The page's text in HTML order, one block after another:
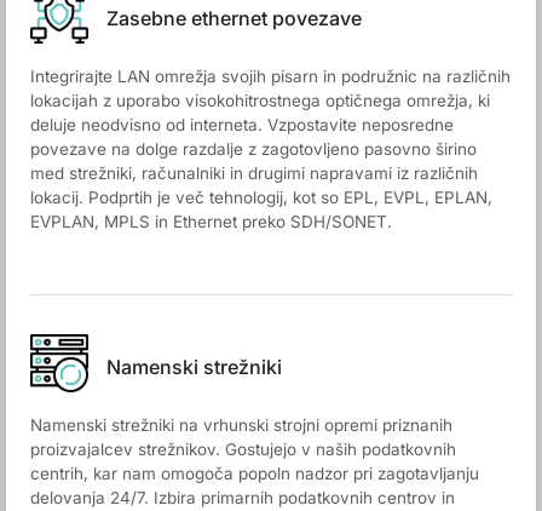
Zasebne ethernet povezave
Integrirajte LAN omrežja svojih pisarn in podružnic na različnih
lokacijah z uporabo visokohitrostnega optičnega omrežja, ki
deluje neodvisno od interneta. Vzpostavite neposredne
povezave na dolge razdalje z zagotovljeno pasovno širino
med strežniki, računalniki in drugimi napravami iz različnih
lokacij. Podprtih je več tehnologij, kot so EPL, EVPL, EPLAN,
EVPLAN, MPLS in Ethernet preko SDH/SONET.
Namenski strežniki
Namenski strežniki na vrhunski strojni opremi priznanih
proizvajalcev strežnikov. Gostujejo v naših podatkovnih
centrih, kar nam omogoča popoln nadzor pri zagotavljanju
delovanja 24/7. Izbira primarnih podatkovnih centrov in